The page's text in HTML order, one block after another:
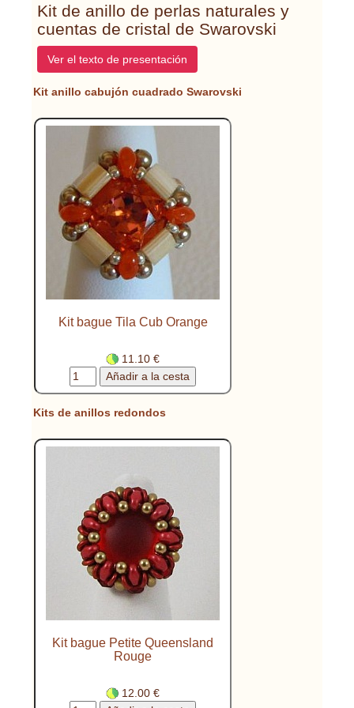
Kit de anillo de perlas naturales y
cuentas de cristal de Swarovski
Ver el texto de presentación
Kit anillo cabujón cuadrado Swarovski
Kit bague Tila Cub Orange
11.10 €
Kits de anillos redondos
Kit bague Petite Queensland
Rouge
12.00 €